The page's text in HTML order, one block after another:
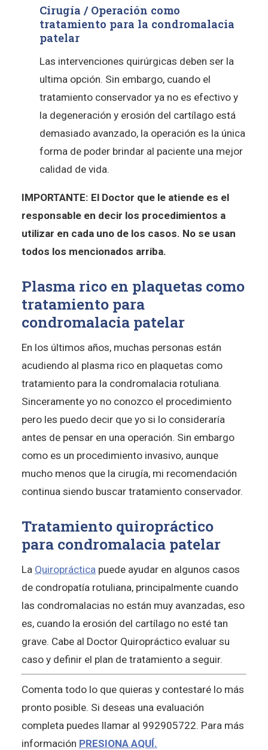
Cirugía / Operación como
tratamiento para la condromalacia
patelar
Las intervenciones quirúrgicas deben ser la
ultima opción. Sin embargo, cuando el
tratamiento conservador ya no es efectivo y
la degeneración y erosión del cartílago está
demasiado avanzado, la operación es la única
forma de poder brindar al paciente una mejor
calidad de vida.
IMPORTANTE: El Doctor que le atiende es el
responsable en decir los procedimientos a
utilizar en cada uno de los casos. No se usan
todos los mencionados arriba.
Plasma rico en plaquetas como
tratamiento para
condromalacia patelar
En los últimos años, muchas personas están
acudiendo al plasma rico en plaquetas como
tratamiento para la condromalacia rotuliana.
Sinceramente yo no conozco el procedimiento
pero les puedo decir que yo si lo consideraría
antes de pensar en una operación. Sin embargo
como es un procedimiento invasivo, aunque
mucho menos que la cirugía, mi recomendación
continua siendo buscar tratamiento conservador.
Tratamiento quiropráctico
para condromalacia patelar
La Quiropráctica puede ayudar en algunos casos
de condropatía rotuliana, principalmente cuando
las condromalacias no están muy avanzadas, eso
es, cuando la erosión del cartílago no esté tan
grave. Cabe al Doctor Quiropráctico evaluar su
caso y definir el plan de tratamiento a seguir.
Comenta todo lo que quieras y contestaré lo más
pronto posible. Si deseas una evaluación
completa puedes llamar al 992905722. Para más
información PRESIONA AQUÍ.